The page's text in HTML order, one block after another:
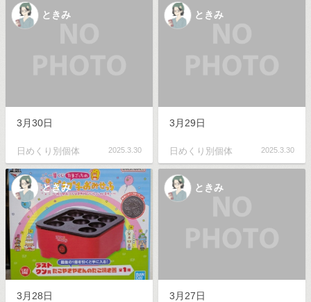
ときみ
3月30日
日めくり別個体 2025.3.30
ときみ
3月29日
日めくり別個体 2025.3.30
ときみ
3月28日
ときみ
3月27日